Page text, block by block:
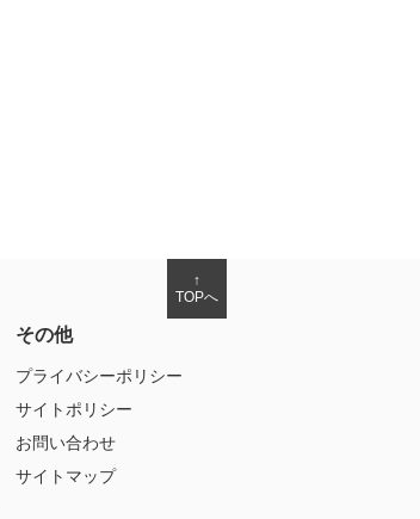
↑
TOPへ
その他
プライバシーポリシー
サイトポリシー
お問い合わせ
サイトマップ